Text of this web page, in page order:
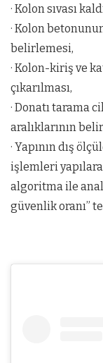
· Kolon sıvası
· Kolon
belirlemesi,
· Kolon-kiriş ve
çıkarılması,
· Donatı tarama
aralıklarının
· Yapının dış
işlemleri
algoritma ile
güvenlik oranı”